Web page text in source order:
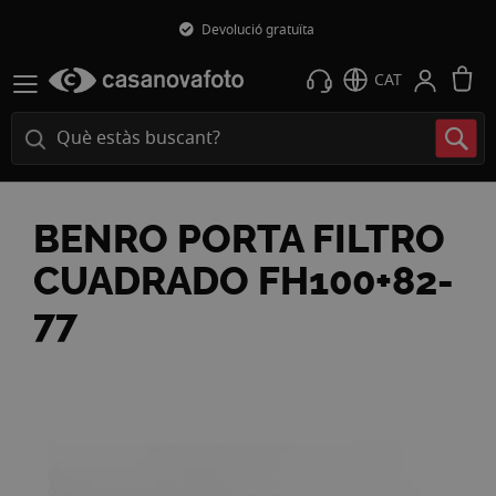
Devolució gratuïta
CAT
BENRO PORTA FILTRO
CUADRADO FH100+82-
77